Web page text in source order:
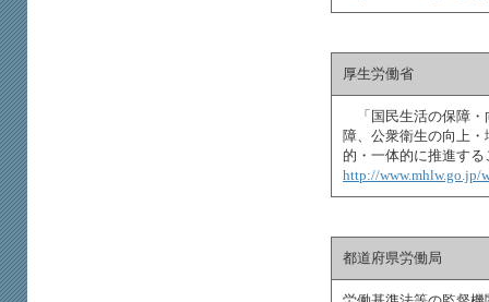
厚生労働省
「国民生活の保障・
障、公衆衛生の向上
的・一体的に推進す
http://www.mhlw.go.jp/
都道府県労働局